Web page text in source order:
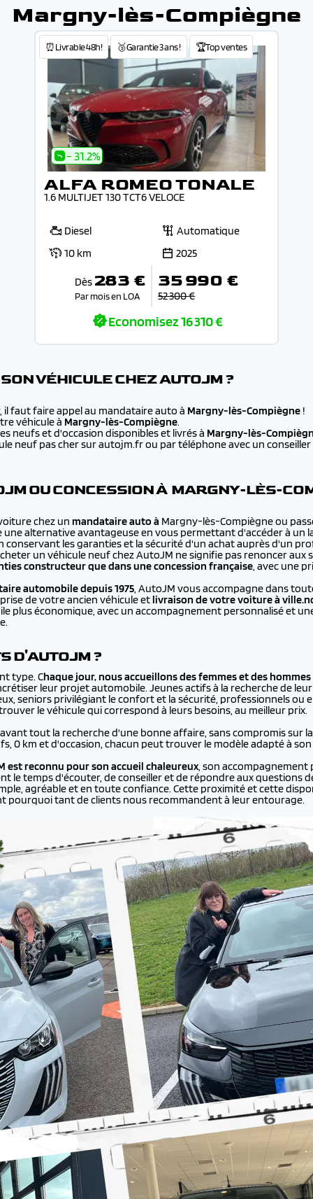
Margny-lès-Compiègne
⏰Livrable 48h! 🥉Garantie 3 ans ! 🏆Top ventes
- 31.2%
ALFA ROMEO TONALE
1.6 MULTIJET 130 TCT6 VELOCE
Diesel
Automatique
10 km
2025
Dès 283 €
Par mois en LOA
35 990 €
52 300 €
Economisez16 310 €
VÉHICULE CHEZ AUTOJM ?
faut faire appel au mandataire auto à Margny-lès-Compiègne !
véhicule à Margny-lès-Compiègne.
neufs et d'occasion disponibles et livrés à Margny-lès-
neuf pas cher sur autojm.fr ou par téléphone avec un conseiller
OU CONCESSION À MARGNY-LÈS-
chez un mandataire auto à Margny-lès-Compiègne ou
alternative avantageuse en vous permettant d'accéder à un
conservant les garanties et la sécurité d'un achat auprès d'un
un véhicule neuf chez AutoJM ne signifie pas renoncer
constructeur que dans une concession française, avec une
automobile depuis 1975, AutoJM vous accompagne dans
de votre ancien véhicule etlivraison de votre voiture à
plus économique, avec un accompagnement personnalisé et
D'AUTOJM ?
type. Chaque jour, nous accueillons des femmes et des
leur projet automobile. Jeunes actifs à la recherche de
seniors privilégiant le confort et la sécurité, professionnels ou
le véhicule qui correspond à leurs besoins, au meilleur prix.
tout la recherche d'une bonne affaire, sans compromis sur
0 km et d'occasion, chacun peut trouver le modèle adapté à
est reconnu pour son accueil chaleureux, son
le temps d'écouter, de conseiller et de répondre aux questions
agréable et en toute confiance. Cette proximité et cette
pourquoi tant de clients nous recommandent à leur entourage.